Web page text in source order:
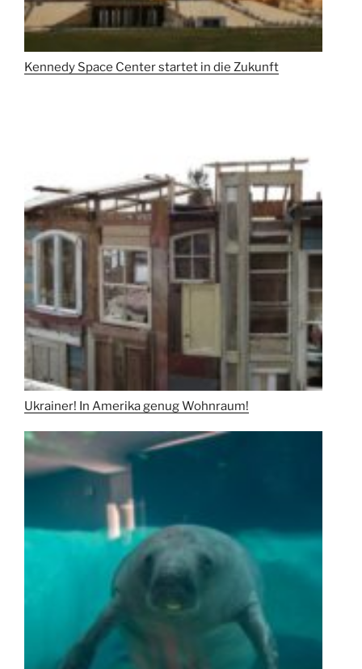
Kennedy Space Center startet in die Zukunft
Ukrainer! In Amerika genug Wohnraum!